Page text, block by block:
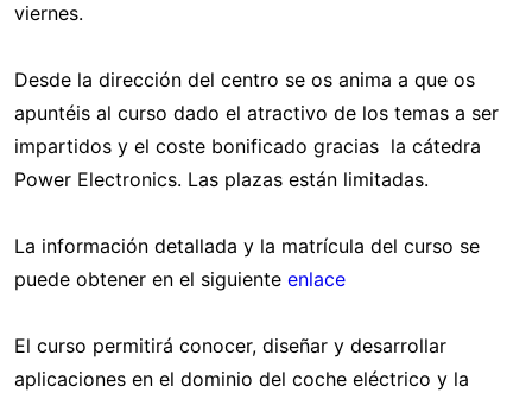
viernes.
Desde la dirección del centro se os anima a que os
apuntéis al curso dado el atractivo de los temas a ser
impartidos y el coste bonificado gracias la cátedra
Power Electronics. Las plazas están limitadas.
La información detallada y la matrícula del curso se
puede obtener en el siguiente enlace
El curso permitirá conocer, diseñar y desarrollar
aplicaciones en el dominio del coche eléctrico y la